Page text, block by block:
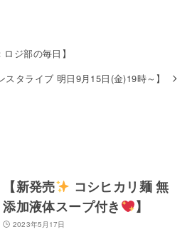
o
o
ジ部の毎日】
スタライブ 明日9月15日(金)19時～】
【新発売
コシヒカリ麺 無
添加液体スープ付き
】
2023年5月17日